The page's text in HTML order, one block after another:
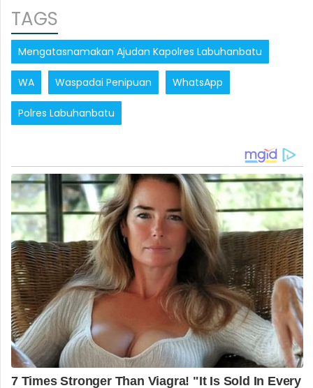
TAGS
Mengatasnamakan Ajudan Kapolres Labuhanbatu
WA Waspadai Penipuan WhatsApp
Polres Labuhanbatu